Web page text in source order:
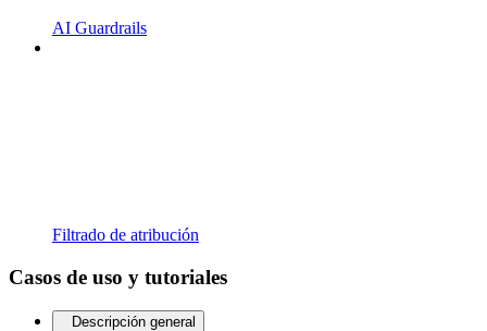
AI Guardrails
Filtrado de atribución
Casos de uso y tutoriales
Descripción general